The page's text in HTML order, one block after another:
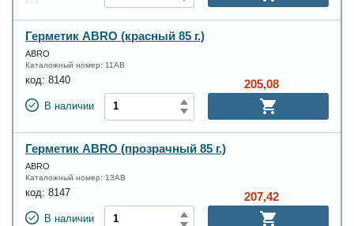
Герметик ABRO (краcный 85 г.)
ABRO
Каталожный номер: 11AB
код: 8140
В наличии
205,08
Герметик ABRO (прозрачный 85 г.)
ABRO
Каталожный номер: 13AB
код: 8147
В наличии
207,42